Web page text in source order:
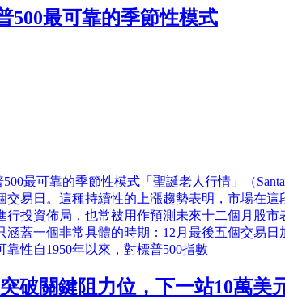
500最可靠的季節性模式
最可靠的季節性模式「聖誕老人行情」（
易日。這種持續性的上漲趨勢表明，市場在
投資佈局，也常被用作預測未來十二個月股
蓋一個非常具體的時期：12月最後五個交易
性自1950年以來，對標普500指數
破關鍵阻力位，下一站10萬美